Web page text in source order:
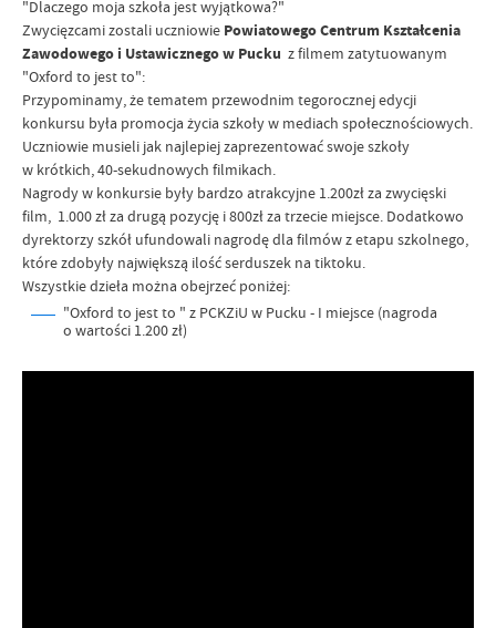
"Dlaczego moja szkoła jest wyjątkowa?"
Zwycięzcami zostali uczniowie Powiatowego Centrum Kształcenia
Zawodowego i Ustawicznego w Pucku z filmem zatytuowanym
"Oxford to jest to":
Przypominamy, że tematem przewodnim tegorocznej edycji
konkursu była promocja życia szkoły w mediach społecznościowych.
Uczniowie musieli jak najlepiej zaprezentować swoje szkoły
w krótkich, 40-sekudnowych filmikach.
Nagrody w konkursie były bardzo atrakcyjne 1.200zł za zwycięski
film, 1.000 zł za drugą pozycję i 800zł za trzecie miejsce. Dodatkowo
dyrektorzy szkół ufundowali nagrodę dla filmów z etapu szkolnego,
które zdobyły największą ilość serduszek na tiktoku.
Wszystkie dzieła można obejrzeć poniżej:
"Oxford to jest to " z PCKZiU w Pucku - I miejsce (nagroda
o wartości 1.200 zł)